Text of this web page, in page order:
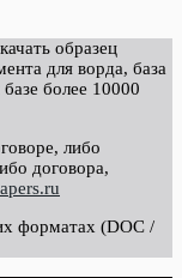
образец
для ворда, база
более 10000
либо
договора,
форматах (DOC /